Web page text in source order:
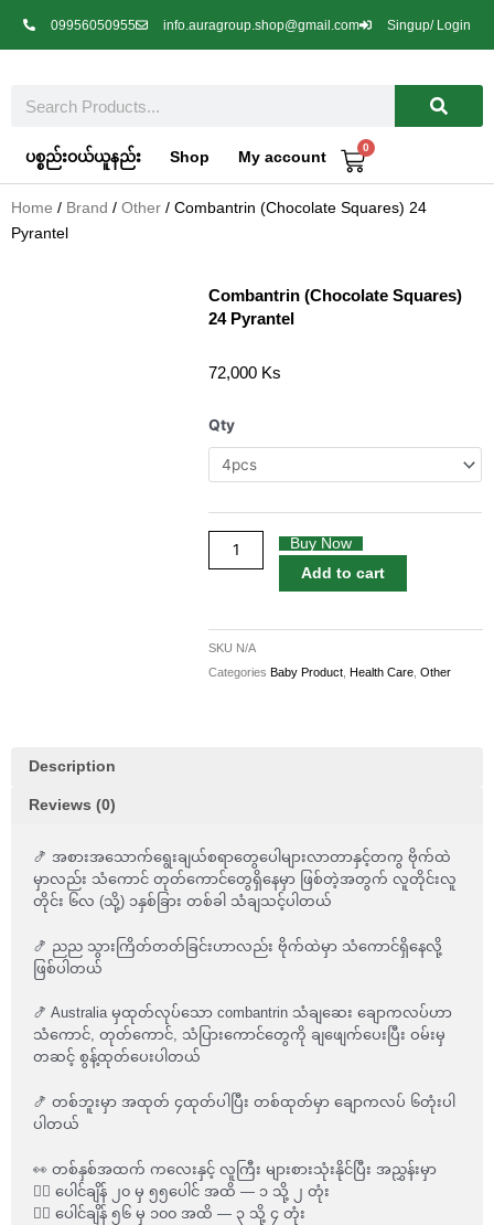
09956050955 info.auragroup.shop@gmail.com Singup/ Login
ပစ္စည်းဝယ်ယူနည်း Shop My account
0
Cart
Home / Brand / Other / Combantrin (Chocolate Squares) 24
Pyrantel
Combantrin (Chocolate Squares)
24 Pyrantel
72,000 Ks
Qty
Combantrin
(Chocolate
Squares)
Pyrantel
quantity
Buy Now
Add to cart
SKU N/A
Categories Baby Product ,Health Care ,Other
Description
Reviews (0)
🍤 အစားအသောက်ရွေးချယ်စရာတွေပေါများလာတာနှင့်တကွ ဗိုက်ထဲ
မှာလည်း သံကောင် တုတ်ကောင်တွေရှိနေမှာ ဖြစ်တဲ့အတွက် လူတိုင်းလူ
တိုင်း ၆လ (သို့) ၁နှစ်ခြား တစ်ခါ သံချသင့်ပါတယ်
🍤 ညည သွားကြိတ်တတ်ခြင်းဟာလည်း ဗိုက်ထဲမှာ သံကောင်ရှိနေလို့
ဖြစ်ပါတယ်
🍤 Australia မှထုတ်လုပ်သော combantrin သံချဆေး ချောကလပ်ဟာ
သံကောင်, တုတ်ကောင်, သံပြားကောင်တွေကို ချဖျေက်ပေးပြီး ဝမ်းမှ
တဆင့် စွန့်ထုတ်ပေးပါတယ်
🍤 တစ်ဘူးမှာ အထုတ် ၄ထုတ်ပါပြီး တစ်ထုတ်မှာ ချောကလပ် ၆တုံးပါ
ပါတယ်
👀 တစ်နှစ်အထက် ကလေးနှင့် လူကြီး များစားသုံးနိုင်ပြီး အညွှန်းမှာ
👉🏽 ပေါင်ချိန် ၂၀ မှ ၅၅ပေါင် အထိ — ၁ သို့ ၂ တုံး
👉🏽 ပေါင်ချိန် ၅၆ မှ ၁၀၀ အထိ — ၃ သို့ ၄ တုံး